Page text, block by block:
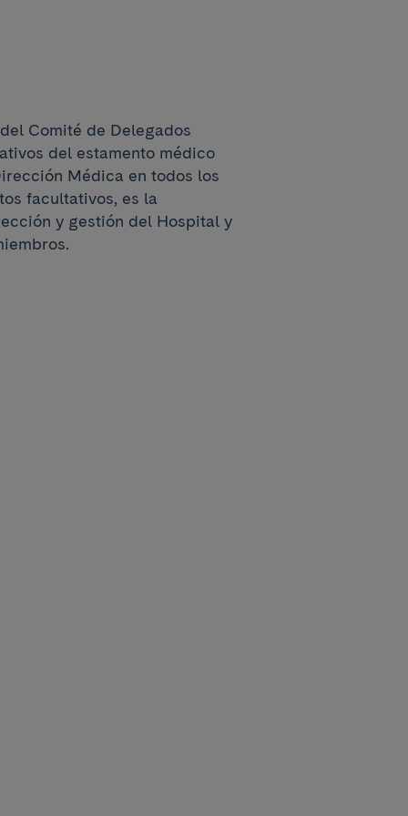
Comité de Delegados
del estamento médico
Médica en todos los
facultativos, es la
y gestión del Hospital y